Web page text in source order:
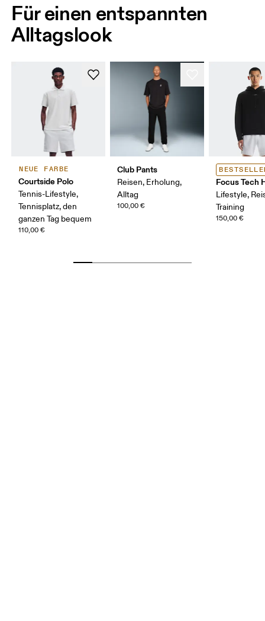
Für einen entspannten
Alltagslook
NEUE FARBE
Courtside Polo
Tennis-Lifestyle,
Tennisplatz, den
ganzen Tag bequem
110,00 €
Club Pants
Reisen, Erholung,
Alltag
100,00 €
Focus Tech
Lifestyle,
Training
150,00 €